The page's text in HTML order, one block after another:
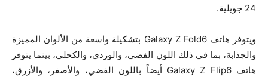
24 جويلية.
ويتوفر هاتف Galaxy Z Fold6 بتشكيلة واسعة من الألوان المميزة
والجذابة، بما في ذلك اللون الفضي، والوردي، والكحلي، بينما يتوفر
هاتف Galaxy Z Flip6 أيضاً باللون الفضي، والأصفر، والأزرق،